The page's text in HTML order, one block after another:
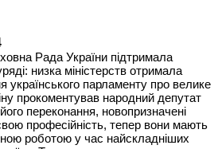
Рада України підтримала
низка міністерств отримала
українського парламенту про велике
прокоментував народний депутат
переконання, новопризначені
професійність, тепер вони мають
роботою у час найскладніших